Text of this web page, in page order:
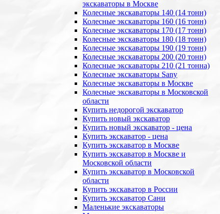
экскаваторы в Москве
Колесные экскаваторы 140 (14 тонн)
Колесные экскаваторы 160 (16 тонн)
Колесные экскаваторы 170 (17 тонн)
Колесные экскаваторы 180 (18 тонн)
Колесные экскаваторы 190 (19 тонн)
Колесные экскаваторы 200 (20 тонн)
Колесные экскаваторы 210 (21 тонна)
Колесные экскаваторы Sany
Колесные экскаваторы в Москве
Колесные экскаваторы в Московской
области
Купить недорогой экскаватор
Купить новый экскаватор
Купить новый экскаватор - цена
Купить экскаватор - цена
Купить экскаватор в Москве
Купить экскаватор в Москве и
Московской области
Купить экскаватор в Московской
области
Купить экскаватор в России
Купить экскаватор Сани
Маленькие экскаваторы